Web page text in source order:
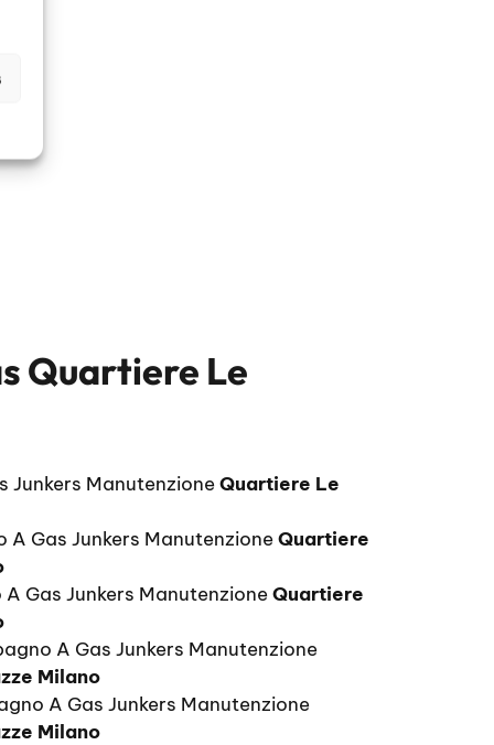
Quartiere Le
Junkers ManutenzioneQuartiere Le
A Gas Junkers ManutenzioneQuartiere
Gas Junkers ManutenzioneQuartiere
A Gas Junkers Manutenzione
Milano
A Gas Junkers Manutenzione
Milano